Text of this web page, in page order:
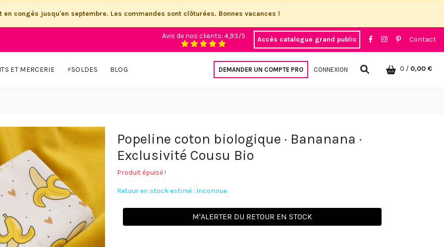
en congés jusqu'en septembre. Les commandes sont clôturées. Bonnes vacances !
Avis de nos clients: 4,93/5 Accès catalogue grand public Contact
ET MERCERIE ⚡SOLDES BLOG DEMANDER UN COMPTE PRO CONNEXION 0 / 0,00 €
Popeline coton biologique · Bananana ·
Exclusivité Cousu Bio
Produit épuisé !
Retour en stock estimé : Inconnue
M'ALERTER DU RETOUR EN STOCK